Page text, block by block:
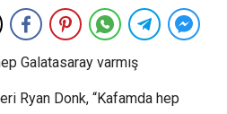
Galatasaray varmış
Ryan Donk, “Kafamda hep